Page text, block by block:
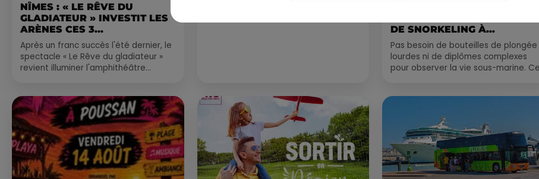
NÎMES : « LE RÊVE DU
GLADIATEUR » INVESTIT LES
ARÈNES CES 3...
Après un franc succès l'été dernier, le
spectacle « Le Rêve du gladiateur »
revient illuminer l'amphithéâtre
DE SNORKELING À
EXPLORER...
Pas besoin de bouteilles de plongée
lourdes ni de diplômes complexes
pour observer la vie sous-marine.